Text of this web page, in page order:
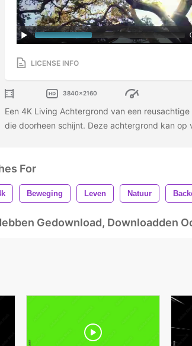
LICENSE INFO
3840x2160
Een 4K Living Achtergrond van een
die doorheen schijnt. Deze achtergrond kan op
For
Beweging Leven Natuur
Gedownload, Downloadden